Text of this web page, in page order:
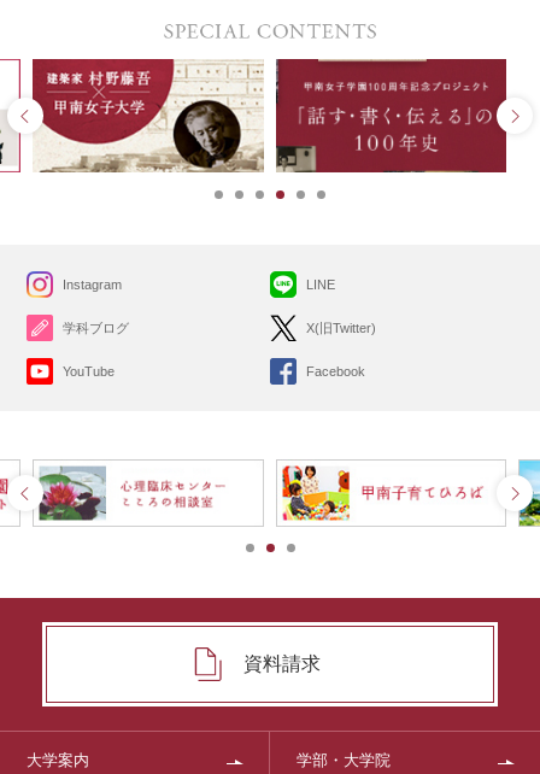
Instagram
学科ブログ
YouTube
LINE
X(旧Twitter)
Facebook
資料請求
大学案内 学部・大学院